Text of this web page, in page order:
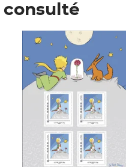
consulté
Prix 6,25€ HT